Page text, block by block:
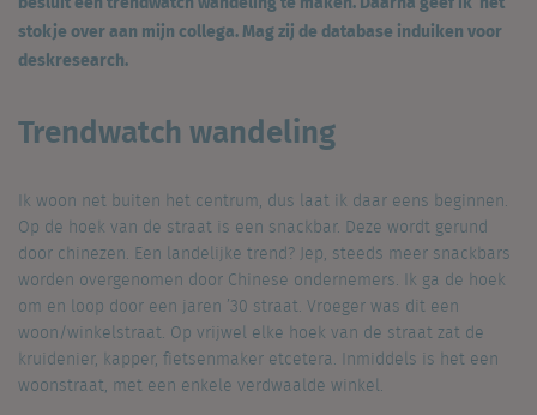
stokje over aan mijn collega. Mag zij de database induiken voor
deskresearch.
Trendwatch wandeling
Ik woon net buiten het centrum, dus laat ik daar eens beginnen.
Op de hoek van de straat is een snackbar. Deze wordt gerund
door chinezen. Een landelijke trend? Jep, steeds meer snackbars
worden overgenomen door Chinese ondernemers. Ik ga de hoek
om en loop door een jaren ’30 straat. Vroeger was dit een
woon/winkelstraat. Op vrijwel elke hoek van de straat zat de
kruidenier, kapper, fietsenmaker etcetera. Inmiddels is het een
woonstraat, met een enkele verdwaalde winkel.